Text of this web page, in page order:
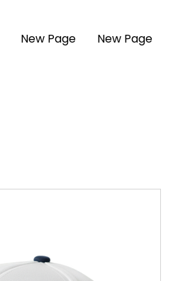
New Page New Page